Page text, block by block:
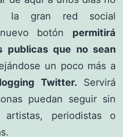
la gran red social
botón permitirá
publicas que no sean
un poco más a
Twitter. Servirá
puedan seguir sin
periodistas o